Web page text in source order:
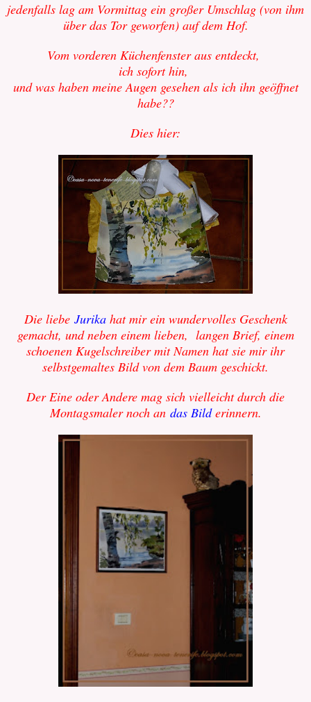
jedenfalls lag am Vormittag ein großer Umschlag (von ihm
über das Tor geworfen) auf dem Hof.
Vom vorderen Küchenfenster aus entdeckt,
ich sofort hin,
und was haben meine Augen gesehen als ich ihn geöffnet
habe??
Dies hier:
Die liebe Jurikahat mir ein wundervolles Geschenk
gemacht, und neben einem lieben, langen Brief, einem
schoenen Kugelschreiber mit Namen hat sie mir ihr
selbstgemaltes Bild von dem Baum geschickt.
Der Eine oder Andere mag sich vielleicht durch die
Montagsmaler noch an das Bilderinnern.